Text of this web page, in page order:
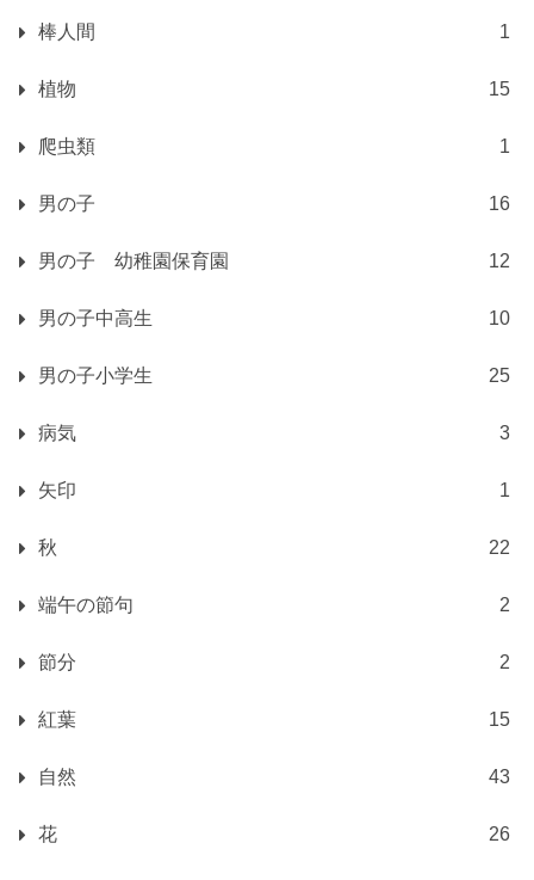
棒人間 1
植物 15
爬虫類 1
男の子 16
男の子 幼稚園保育園 12
男の子中高生 10
男の子小学生 25
病気 3
矢印 1
秋 22
端午の節句 2
節分 2
紅葉 15
自然 43
花 26